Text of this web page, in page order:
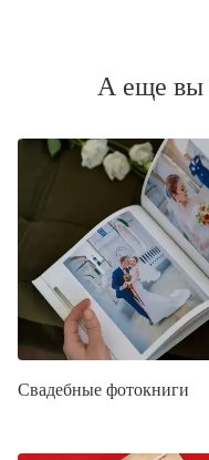
А еще вы
Свадебные фотокниги